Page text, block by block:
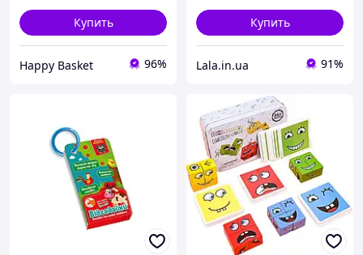
Купить
Happy Basket 96%
Купить
Lala.in.ua 91%